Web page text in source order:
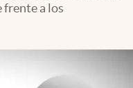
frente a los